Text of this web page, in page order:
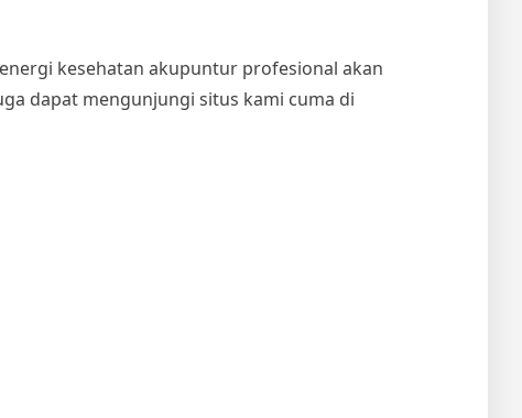
kesehatan akupuntur profesional akan
dapat mengunjungi situs kami cuma di